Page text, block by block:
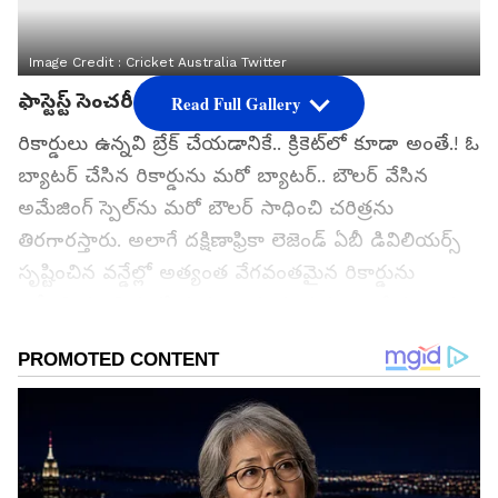
Image Credit :Cricket Australia Twitter
ఫాస్టెస్ట్ సెంచరీ రికార్డు
రికార్డులు ఉన్నవి బ్రేక్ చేయడానికే.. క్రికెట్‌లో కూడా అంతే.! ఓ
బ్యాటర్ చేసిన రికార్డును మరో బ్యాటర్.. బౌలర్ వేసిన
అమేజింగ్ స్పెల్‌ను మరో బౌలర్ సాధించి చరిత్రను
తిరగారస్తారు. అలాగే దక్షిణాఫ్రికా లెజెండ్ ఏబీ డివిలియర్స్
సృష్టించిన వన్డేల్లో అత్యంత వేగవంతమైన రికార్డును
మెక్‌గుర్క్ ఏబీడీ కొట్టిన 31 బంతుల్లో ఫాస్టెస్ట్ సెంచరీ
గూగుల్‌లో ఆసక్తికరమైన సమాచారం కోసం ఏసియానెట్ తెలుగు
ను మీ ఫ్రిఫర్డ్ సోర్స్ గా ఎంచుకోండి
Read Full Gallery